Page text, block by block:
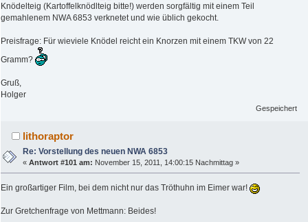
Knödelteig (Kartoffelknödlteig bitte!) werden sorgfältig mit einem Teil
gemahlenem NWA 6853 verknetet und wie üblich gekocht.
Preisfrage: Für wieviele Knödel reicht ein Knorzen mit einem TKW von 22
Gramm?
Gruß,
Holger
Gespeichert
lithoraptor
Re: Vorstellung des neuen NWA 6853
«Antwort #101 am: November 15, 2011, 14:00:15 Nachmittag »
Ein großartiger Film, bei dem nicht nur das Tröthuhn im Eimer war!
Zur Gretchenfrage von Mettmann: Beides!